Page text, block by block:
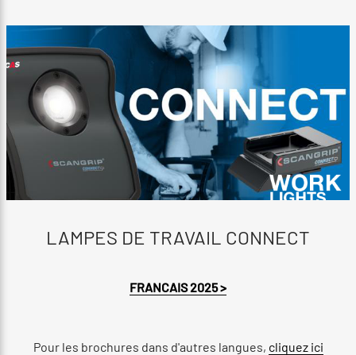
LAMPES DE TRAVAIL CONNECT
FRANCAIS 2025 >
Pour les brochures dans d'autres langues, cliquez ici